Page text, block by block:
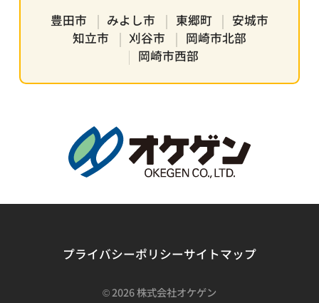
豊田市 みよし市 東郷町
安城市
知立市
刈谷市
岡崎市北部
岡崎市西部
プライバシーポリシーサイトマップ
©2026 株式会社オケゲン